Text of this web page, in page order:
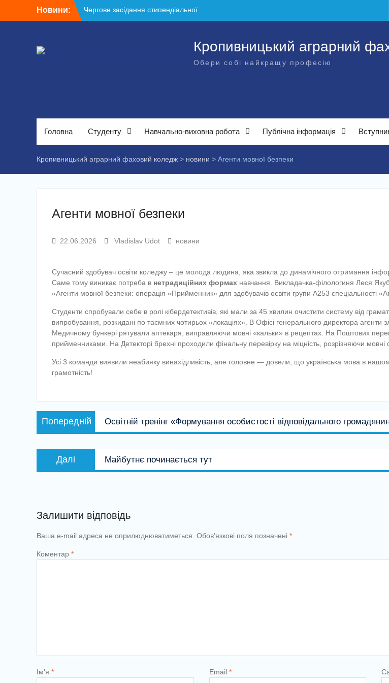
Новини:
Чергове засідання стипендіальної
комісії: основні рішення
Крок до сучасної підприємницької освітиКропивницький аграрний
Обери собі найкращу професію
Головна Студенту Навчально-виховна робота Публічна інформація
Кропивницький аграрний фаховий коледж > новини > Агенти мовної безпеки
Агенти мовної безпеки
22.06.2026 Vladislav Udot новини
Сучасний здобувач освіти коледжу – це молода людина, яка звикла до динамічного отримання
Саме тому виникає потреба в нетрадиційних формах навчання. Викладачка-філологиня Леся
«Агенти мовної безпеки: операція «Прийменник» для здобувачів освіти групи А253 спеціальності
Студенти спробували себе в ролі кібердетективів, які мали за 45 хвилин очистити систему від
випробування, розкидані по таємних чотирьох «локаціях». В Офісі генерального директора агенти
Медичному бункері рятували аптекаря, виправляючи мовні «кальки» в рецептах. На Поштових
прийменниками. На Детекторі брехні проходили фінальну перевірку на міцність, розрізняючи мовні
Усі 3 команди виявили неабияку винахідливість, але головне — довели, що українська мова в
грамотність!
Навігація
записів
Попередній
Попередній
запис:
Освітній тренінг «Формування особистості відповідального
Далі
Наступний
запис:
Майбутнє починається тут
Залишити відповідь
Ваша e-mail адреса не оприлюднюватиметься. Обов’язкові поля позначені *
Коментар *
Ім'я * Email *